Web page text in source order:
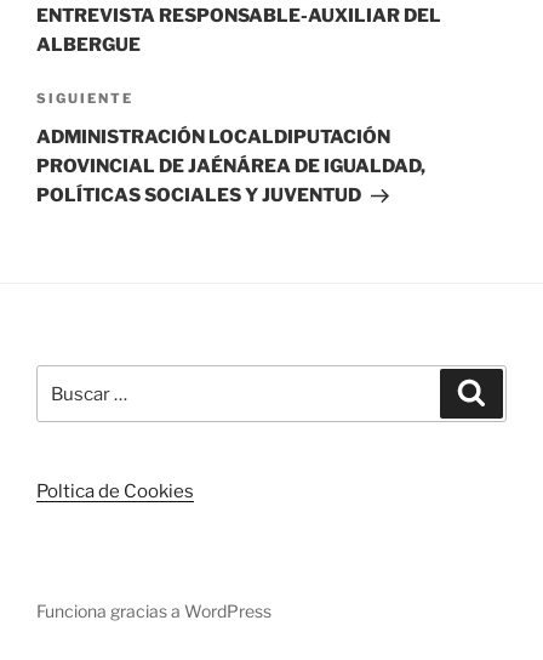
ENTREVISTA RESPONSABLE-AUXILIAR DEL
ALBERGUE
Siguiente
entrada
SIGUIENTE
ADMINISTRACIÓN LOCALDIPUTACIÓN
PROVINCIAL DE JAÉNÁREA DE IGUALDAD,
POLÍTICAS SOCIALES Y JUVENTUD
por:
Poltica de Cookies
Funciona gracias a WordPress